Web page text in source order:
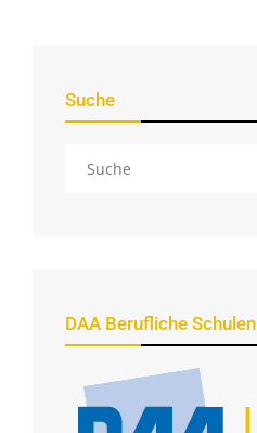
Suche
DAA Berufliche Schulen